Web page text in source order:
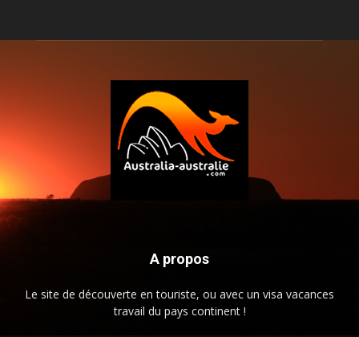
A propos
Le site de découverte en touriste, ou avec un visa vacances
travail du pays continent !